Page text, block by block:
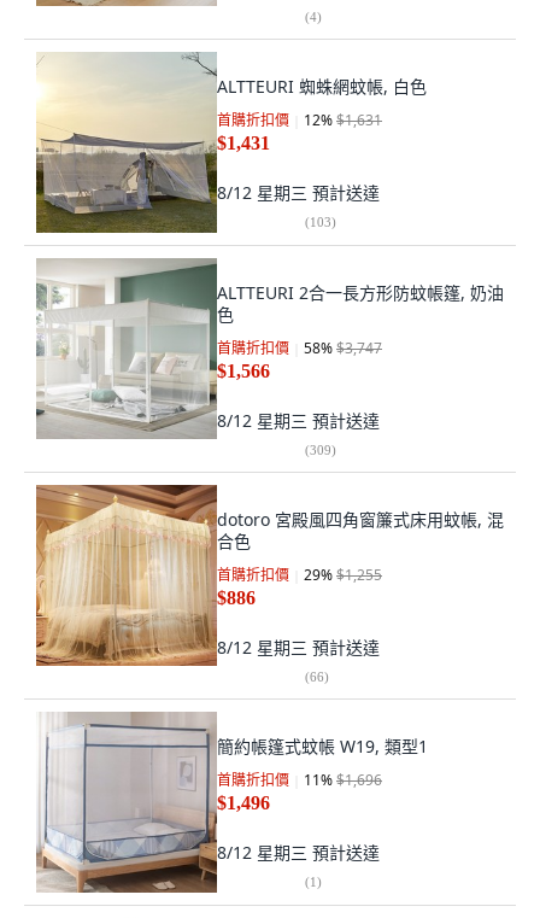
(4)
ALTTEURI 蜘蛛網蚊帳, 白色
首購折扣價 12%$1,631
$1,431
8/12 星期三 預計送達
(103)
ALTTEURI 2合一長方形防蚊帳篷, 奶油
色
首購折扣價 58%$3,747
$1,566
8/12 星期三 預計送達
(309)
dotoro 宮殿風四角窗簾式床用蚊帳, 混
合色
首購折扣價 29%$1,255
$886
8/12 星期三 預計送達
(66)
簡約帳篷式蚊帳 W19, 類型1
首購折扣價 11%$1,696
$1,496
8/12 星期三 預計送達
(1)